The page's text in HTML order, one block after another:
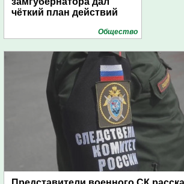
чёткий план действий
Общество